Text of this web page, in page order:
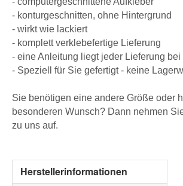
- konturgeschnitten, ohne Hintergrund
- wirkt wie lackiert
- komplett verklebefertige Lieferung
- eine Anleitung liegt jeder Lieferung bei
- Speziell für Sie gefertigt - keine
Sie benötigen eine andere Größe oder
besonderen Wunsch? Dann nehmen
zu uns auf.
Herstellerinformationen